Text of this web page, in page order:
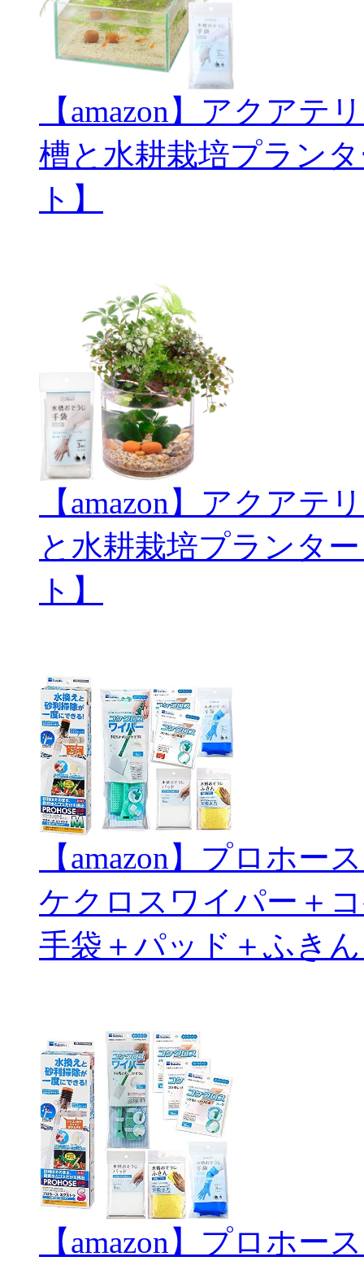
【amazon】アクアテ
槽と水耕栽培プラン
ト】
【amazon】アクアテ
と水耕栽培プランタ
ト】
【amazon】プロホ
ケクロスワイパー＋
手袋＋パッド＋ふき
【amazon】プロホー